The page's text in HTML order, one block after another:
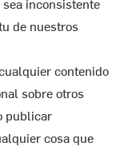
de nuestros
contenido
sobre otros
publicar
cosa que